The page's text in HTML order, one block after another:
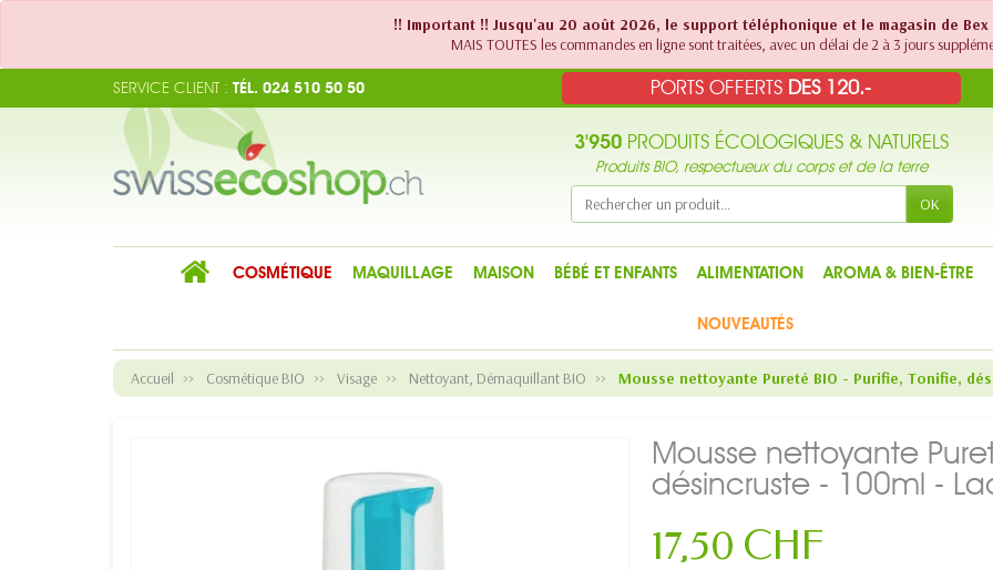
!! Important !! Jusqu'au 20 août 2026, le support téléphonique et le magasin de
MAIS TOUTES les commandes en ligne sont traitées, avec un délai de 2 à 3 jours
PORTS OFFERTS DES 120.-
SERVICE CLIENT : TÉL. 024 510 50 50
3'950 PRODUITS ÉCOLOGIQUES & NATURELS
Produits BIO, respectueux du corps et de la terre
OK
COSMÉTIQUE MAQUILLAGE MAISON BÉBÉ ET ENFANTS ALIMENTATION AROMA & BIEN-ÊTRE
NOUVEAUTÉS
Accueil Cosmétique BIO Visage Nettoyant, Démaquillant BIO Mousse nettoyante Pureté BIO - Purifie, Tonifie,
Mousse nettoyante
désincruste - 100ml -
17,50 CHF